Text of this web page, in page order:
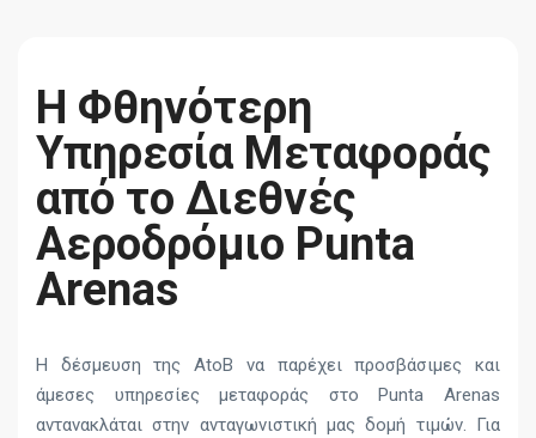
Η Φθηνότερη
Υπηρεσία Μεταφοράς
από το Διεθνές
Αεροδρόμιο Punta
Arenas
Η δέσμευση της AtoB να παρέχει προσβάσιμες και
άμεσες υπηρεσίες μεταφοράς στο Punta Arenas
αντανακλάται στην ανταγωνιστική μας δομή τιμών. Για